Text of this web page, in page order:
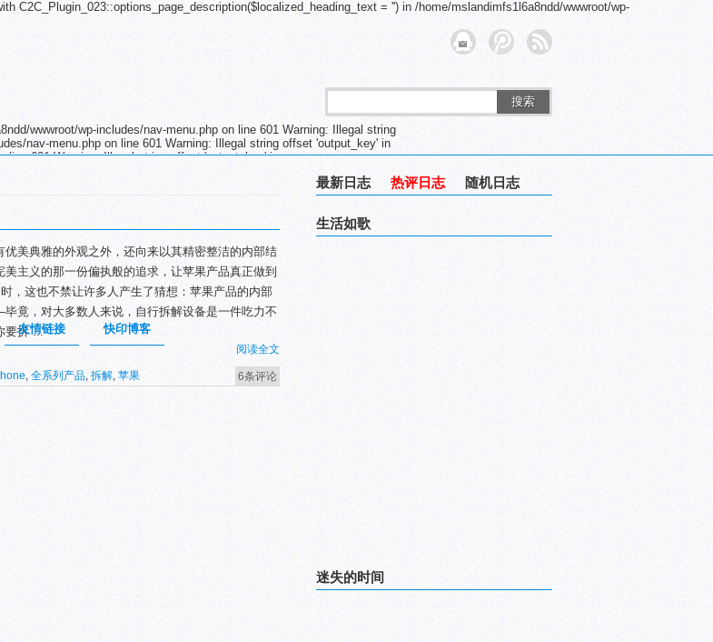
C2C_Plugin_023::options_page_description($localized_heading_text = '') in /home/mslandimfs1l6a8ndd/wwwroot/wp-
搜索
wwwroot/wp-includes/nav-menu.php on line 601 Warning: Illegal string
nav-menu.php on line 601 Warning: Illegal string offset 'output_key' in
line 601 Warning: Illegal string offset 'output_key' in
601 Warning: Illegal string offset 'output_key' in
line 601 Warning: Illegal string offset 'output_key' in
line 601 Warning: Illegal string offset 'output_key' in
601 Warning: Illegal string offset 'output_key' in
line 601 Warning: Illegal string offset 'output_key' in
line 601 Warning: Illegal string offset 'output_key' in
line 601 Warning: Illegal string offset 'output_key' in
line 601 Warning: Illegal string offset 'output_key' in
line 601
友情链接 快印博客
美典雅的外观之外，还向来以其精密整洁的内部结
主义的那一份偏执般的追求，让苹果产品真正做到
时，这也不禁让许多人产生了猜想：苹果产品的内部
竟，对大多数人来说，自行拆解设备是一件吃力不
要拆 ...
阅读全文
, 全系列产品, 拆解, 苹果 6条评论
最新日志 热评日志 随机日志
生活如歌
迷失的时间